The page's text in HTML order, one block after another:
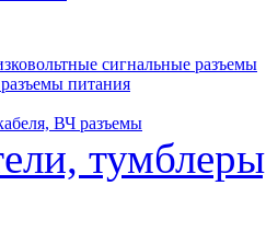
сигнальные разъемы
питания
ВЧ разъемы